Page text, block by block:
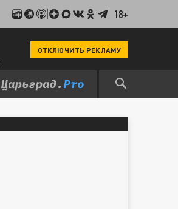
18+
ОТКЛЮЧИТЬ РЕКЛАМУ